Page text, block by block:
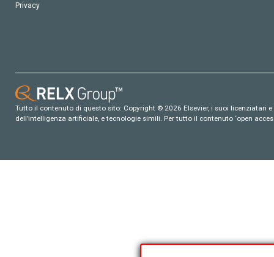
Privacy
Tutto il contenuto di questo sito: Copyright © 2026 Elsevier, i suoi
dell’intelligenza artificiale, e tecnologie simili. Per tutto il contenuto ‘open